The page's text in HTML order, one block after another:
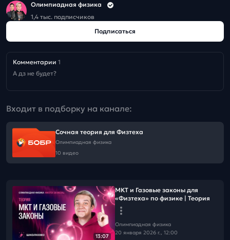
Олимпиадная физика
1,4 тыс. подписчиков
Подписаться
Комментарии 1
А дз не будет?
Входит в подборку на канале:
Сочная теория для Физтеха
Олимпиадная физика
10 видео
13:07
МКТ и Газовые законы для
«Физтеха» по физике | Теория
Олимпиадная физика
20 января 2026 г., 12:00